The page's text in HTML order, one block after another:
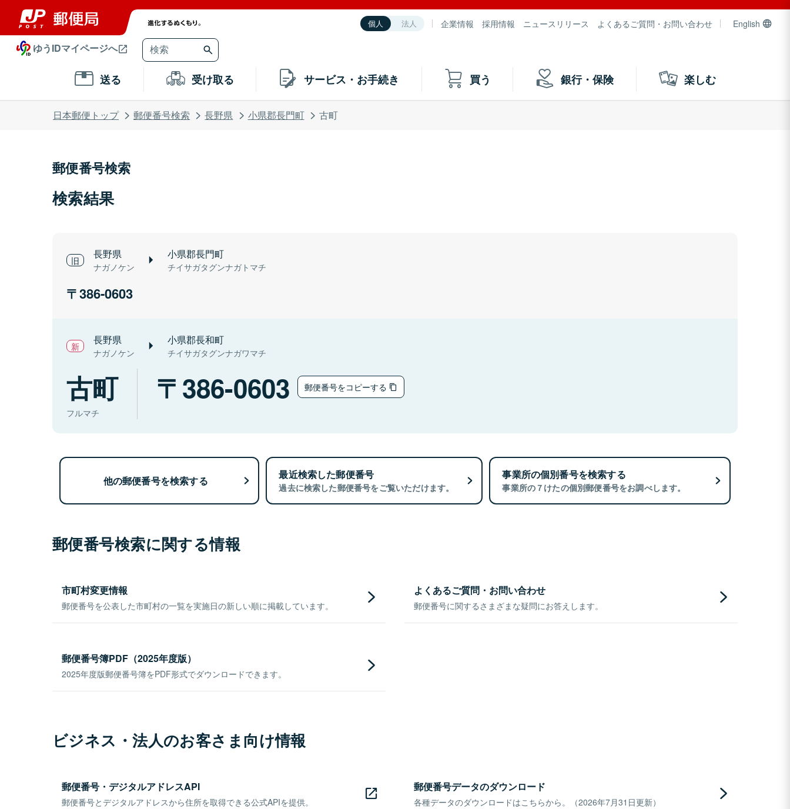
個人 法人 企業情報 採用情報 ニュースリリース よくあるご質問・お問い合わせ English
ゆうIDマイページへ
送る 受け取る サービス・お手続き 買う 銀行・保険 楽しむ
日本郵便トップ 郵便番号検索 長野県 小県郡長門町 古町
郵便番号検索
検索結果
長野県
ナガノケン
小県郡長門町
チイサガタグンナガトマチ
386-0603
長野県
ナガノケン
小県郡長和町
チイサガタグンナガワマチ
古町
フルマチ
386-0603 郵便番号をコピーする
他の郵便番号を検索する 最近検索した郵便番号
過去に検索した郵便番号をご覧いただけます。
事業所の個別番号を検索する
事業所の７けたの個別郵便番号をお調べします。
郵便番号検索に関する情報
市町村変更情報
郵便番号を公表した市町村の一覧を実施日の新しい順に掲載しています。
よくあるご質問・お問い合わせ
郵便番号に関するさまざまな疑問にお答えします。
郵便番号簿PDF（2025年度版）
2025年度版郵便番号簿をPDF形式でダウンロードできます。
ビジネス・法人のお客さま向け情報
郵便番号・デジタルアドレスAPI
郵便番号とデジタルアドレスから住所を取得できる公式APIを提供。
郵便番号データのダウンロード
各種データのダウンロードはこちらから。（2026年7月31日更新）